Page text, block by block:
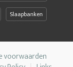
Slaapbanken
voorwaarden